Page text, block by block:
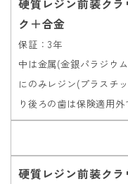
硬質レジン前装ク
ク＋合金
保証：3年
中は金属(金銀パラジウ
にのみレジン(プラスチ
り後ろの歯は保険適用外
硬質レジン前装ク